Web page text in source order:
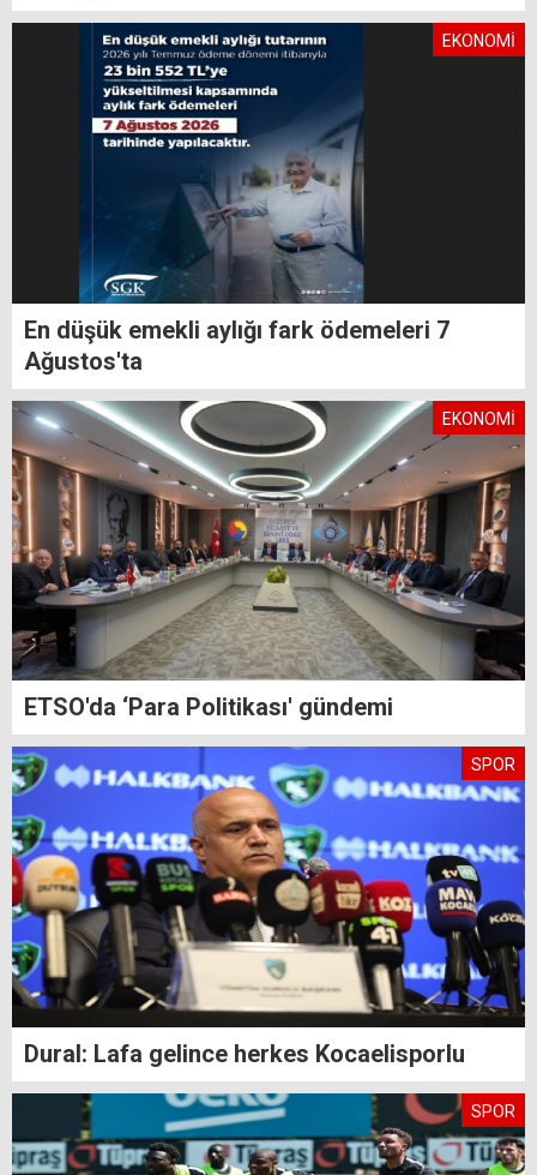
EKONOMİ
En düşük emekli aylığı fark ödemeleri 7
Ağustos'ta
EKONOMİ
ETSO'da ‘Para Politikası' gündemi
SPOR
Dural: Lafa gelince herkes Kocaelisporlu
SPOR